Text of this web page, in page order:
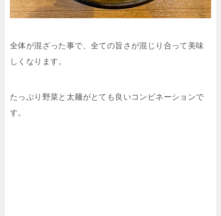
全体が混ざった事で、全ての旨さが混じり合って美味
しくなります。
たっぷり野菜と太麺がとても良いコンビネーションで
す。